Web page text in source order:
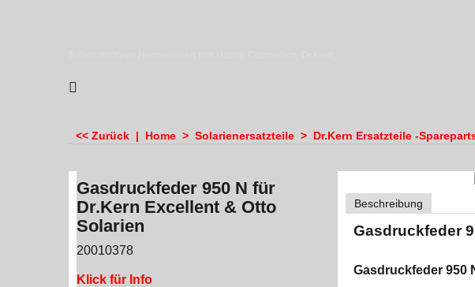
<< Zurück | Home > Solarienersatzteile > Dr.Kern Ersatzteile -
Gasdruckfeder 950 N für
Dr.Kern Excellent & Otto
Solarien
20010378
Klick für Info
Beschreibung
Gasdruckfeder
Gasdruckfeder 950